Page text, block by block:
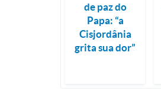
de paz do
Papa: “a
Cisjordânia
grita sua dor”